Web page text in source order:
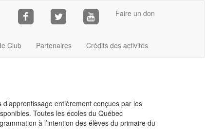
Faire un don
Club Partenaires Crédits des activités
d’apprentissage entièrement conçues par les
Toutes les écoles du Québec
à l’intention des élèves du primaire du